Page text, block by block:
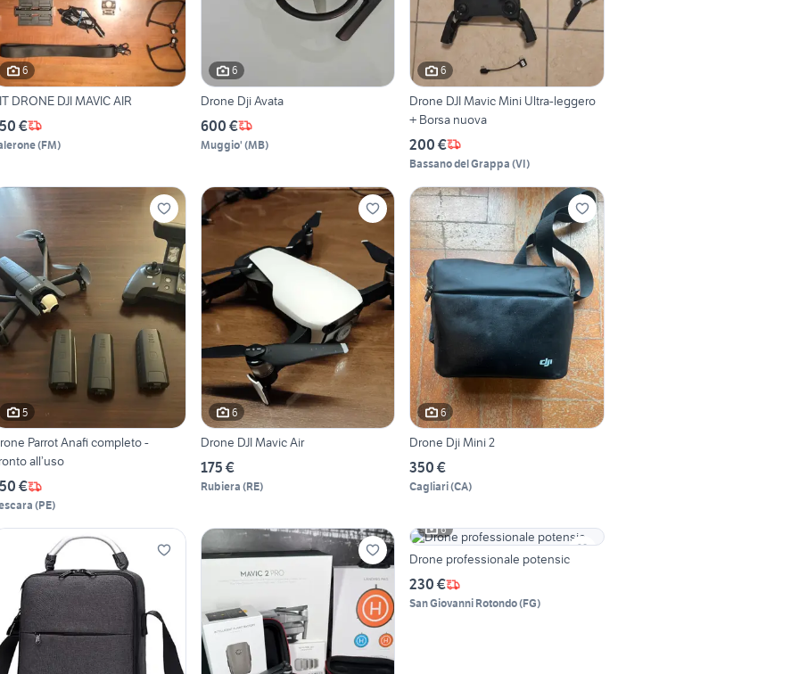
6
DRONE DJI MAVIC AIR
€
(FM)
6
Drone Dji Avata
600 €
Muggio' (MB)
6
Drone DJI Mavic Mini Ultra-leggero
+ Borsa nuova
200 €
Bassano del Grappa (VI)
5
Parrot Anafi completo -
all’uso
€
(PE)
6
Drone DJI Mavic Air
175 €
Rubiera (RE)
6
Drone Dji Mini 2
350 €
Cagliari(CA)
6
Drone professionale potensic
230 €
San Giovanni Rotondo(FG)